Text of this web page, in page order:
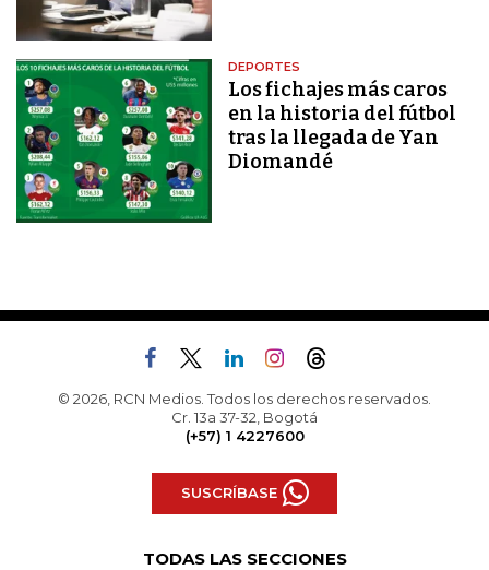
DEPORTES
Los fichajes más caros
en la historia del fútbol
tras la llegada de Yan
Diomandé
© 2026, RCN Medios. Todos los derechos reservados.
Cr. 13a 37-32, Bogotá
(+57) 1 4227600
SUSCRÍBASE
TODAS LAS SECCIONES